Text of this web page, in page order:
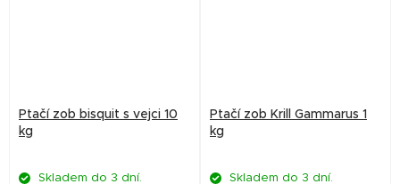
Ptačí zob bisquit s vejci 10
kg
Skladem do 3 dní.
Ptačí zob Krill Gammarus 1
kg
Skladem do 3 dní.